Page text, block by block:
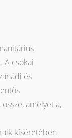
A csókai
és
amelyet a,
kíséretében